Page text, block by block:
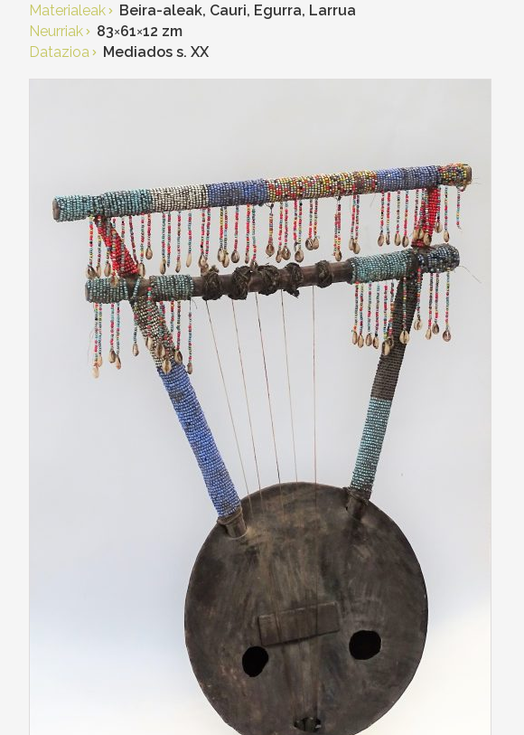
Materialeak
Beira-aleak, Cauri, Egurra, Larrua
Neurriak
83×61×12 zm
Datazioa
Mediados s. XX